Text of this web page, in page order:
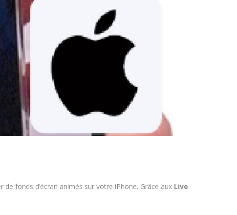
fonds d’écran animés sur votre iPhone. Grâce aux Live